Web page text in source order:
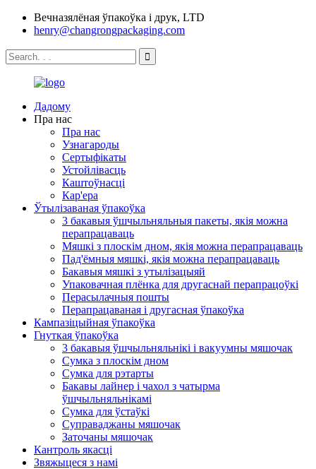
Вечназялёная ўпакоўка і друк, LTD
henry@changrongpackaging.com
Дадому
Пра нас
Пра нас
Узнагароды
Сертыфікаты
Устойлівасць
Каштоўнасці
Кар'ера
Ўтылізаваная ўпакоўка
3 бакавыя ўшчыльняльныя пакеты, якія можна
перапрацаваць
Мяшкі з плоскім дном, якія можна перапрацаваць
Пад'ёмныя мяшкі, якія можна перапрацаваць
Бакавыя мяшкі з утылізацыяй
Упаковачная плёнка для другаснай перапрацоўкі
Перасылачныя пошты
Перапрацаваная і другасная ўпакоўка
Кампазіцыйная ўпакоўка
Гнуткая ўпакоўка
3 бакавыя ўшчыльняльнікі і вакуумны мяшочак
Сумка з плоскім дном
Сумка для рэтарты
Бакавы лайнер і чахол з чатырма
ўшчыльняльнікамі
Сумка для ўстаўкі
Суправаджаны мяшочак
Заточаны мяшочак
Кантроль якасці
Звяжыцеся з намі